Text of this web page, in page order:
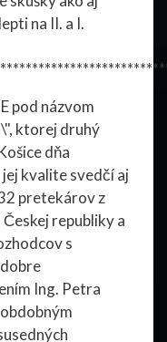
na II. a I.
pod názvom
ktorej druhý
dňa
kvalite svedčí aj
pretekárov z
republiky a
s
Ing. Petra